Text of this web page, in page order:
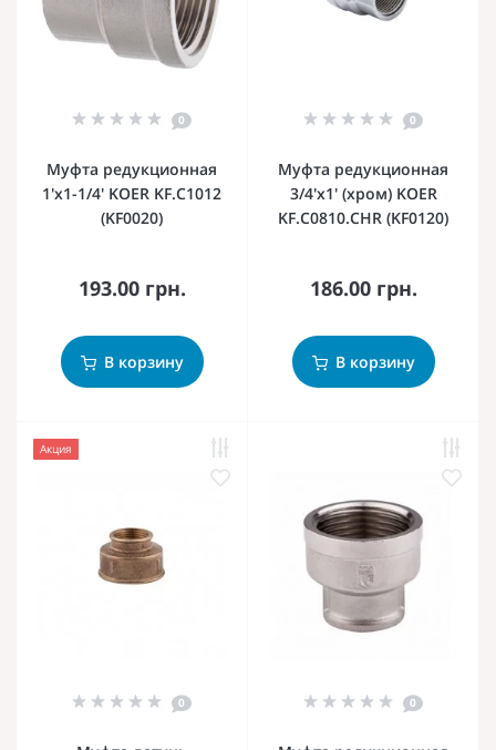
0
Муфта редукционная
1'х1-1/4' KOER KF.C1012
(KF0020)
193.00 грн.
В корзину
0
Муфта редукционная
3/4'х1' (хром) KOER
KF.C0810.CHR (KF0120)
186.00 грн.
В корзину
Акция
0 0